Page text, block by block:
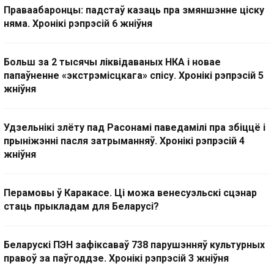
Праваабаронцы: падстаў казаць пра змяншэнне ціску
няма. Хронікі рэпрэсій 6 жніўня
Больш за 2 тысячы ліквідаваных НКА і новае
папаўненне «экстрэмісцкага» спісу. Хронікі рэпрэсій 5
жніўня
Удзельнікі злёту пад Расонамі паведамілі пра збіццё і
прыніжэнні пасля затрыманняў. Хронікі рэпрэсій 4
жніўня
Перамовы ў Каракасе. Ці можа венесуэльскі сцэнар
стаць прыкладам для Беларусі?
Беларускі ПЭН зафіксаваў 738 парушэнняў культурных
правоў за паўгоддзе. Хронікі рэпрэсій 3 жніўня